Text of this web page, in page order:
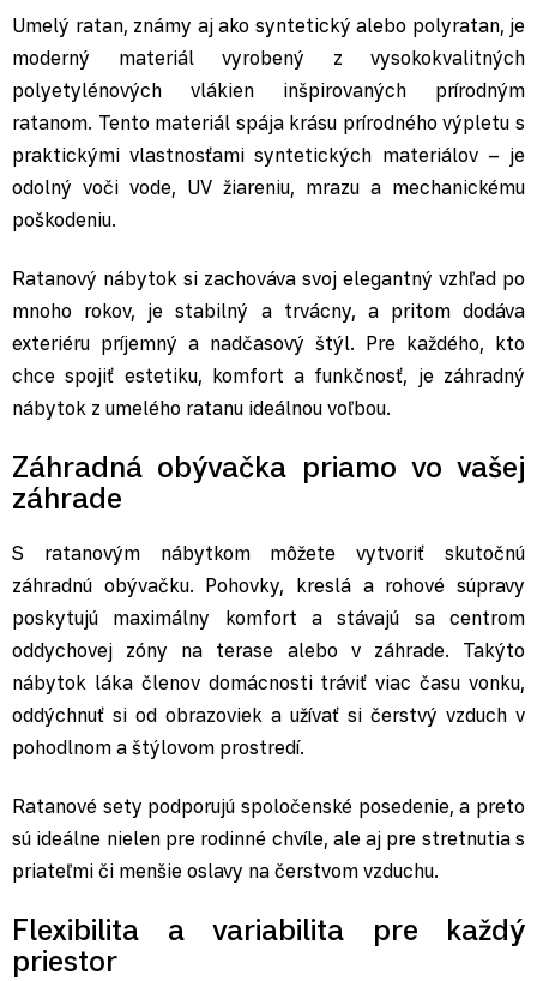
Umelý ratan, známy aj ako syntetický alebo polyratan, je
moderný materiál vyrobený z vysokokvalitných
polyetylénových vlákien inšpirovaných prírodným
ratanom. Tento materiál spája krásu prírodného výpletu s
praktickými vlastnosťami syntetických materiálov – je
odolný voči vode, UV žiareniu, mrazu a mechanickému
poškodeniu.
Ratanový nábytok si zachováva svoj elegantný vzhľad po
mnoho rokov, je stabilný a trvácny, a pritom dodáva
exteriéru príjemný a nadčasový štýl. Pre každého, kto
chce spojiť estetiku, komfort a funkčnosť, je záhradný
nábytok z umelého ratanu ideálnou voľbou.
Záhradná obývačka priamo vo vašej
záhrade
S ratanovým nábytkom môžete vytvoriť skutočnú
záhradnú obývačku. Pohovky, kreslá a rohové súpravy
poskytujú maximálny komfort a stávajú sa centrom
oddychovej zóny na terase alebo v záhrade. Takýto
nábytok láka členov domácnosti tráviť viac času vonku,
oddýchnuť si od obrazoviek a užívať si čerstvý vzduch v
pohodlnom a štýlovom prostredí.
Ratanové sety podporujú spoločenské posedenie, a preto
sú ideálne nielen pre rodinné chvíle, ale aj pre stretnutia s
priateľmi či menšie oslavy na čerstvom vzduchu.
Flexibilita a variabilita pre každý
priestor